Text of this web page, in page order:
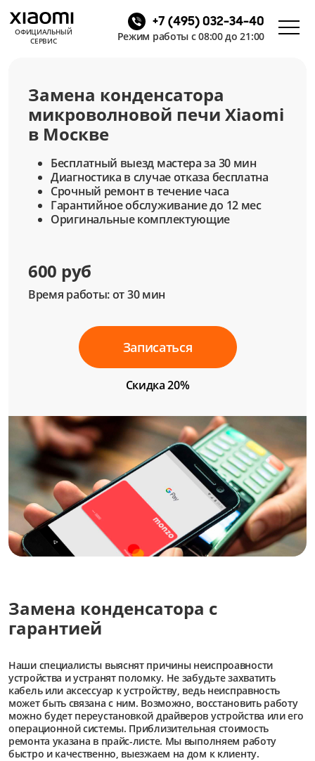
ОФИЦИАЛЬНЫЙ
СЕРВИС
+7 (495) 032-34-40
Режим работы с 08:00 до 21:00
Замена конденсатора
микроволновой печи Xiaomi
в Москве
Бесплатный выезд мастера за 30 мин
Диагностика в случае отказа бесплатна
Срочный ремонт в течение часа
Гарантийное обслуживание до 12 мес
Оригинальные комплектующие
600 руб
Время работы: от 30 мин
Записаться
Скидка 20%
Замена конденсатора с
гарантией
Наши специалисты выяснят причины неиспроавности
устройства и устранят поломку. Не забудьте захватить
кабель или аксессуар к устройству, ведь неисправность
может быть связана с ним. Возможно, восстановить работу
можно будет переустановкой драйверов устройства или его
операционной системы. Приблизительная стоимость
ремонта указана в прайс-листе. Мы выполняем работу
быстро и качественно, выезжаем на дом к клиенту.